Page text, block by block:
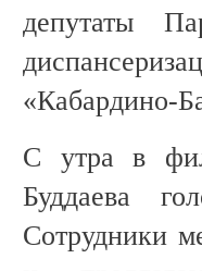
депутаты
«Кабардино-
С утра в
Буддаева
Сотрудники